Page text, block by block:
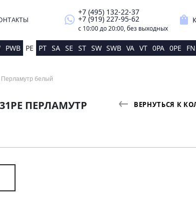
whatsapp
+7 (495) 132-22-37
+7 (919) 227-95-62
с 10:00 до 20:00, без выходных
shopping_bag
PWB PE PT SA SE ST SW SWB VA VT 0PA 0PE FN
Перламутр белый
31PE ПЕРЛАМУТР
ВЕРНУТЬСЯ К